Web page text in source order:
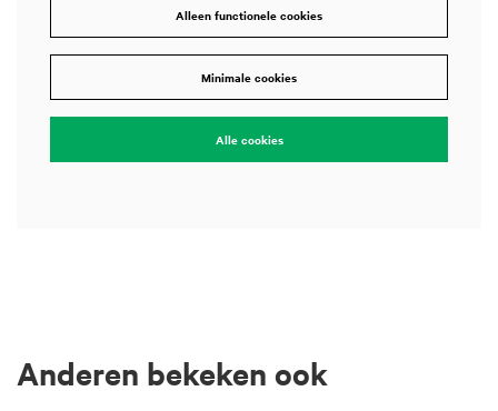
Alleen functionele cookies
Minimale cookies
Alle cookies
Anderen bekeken ook